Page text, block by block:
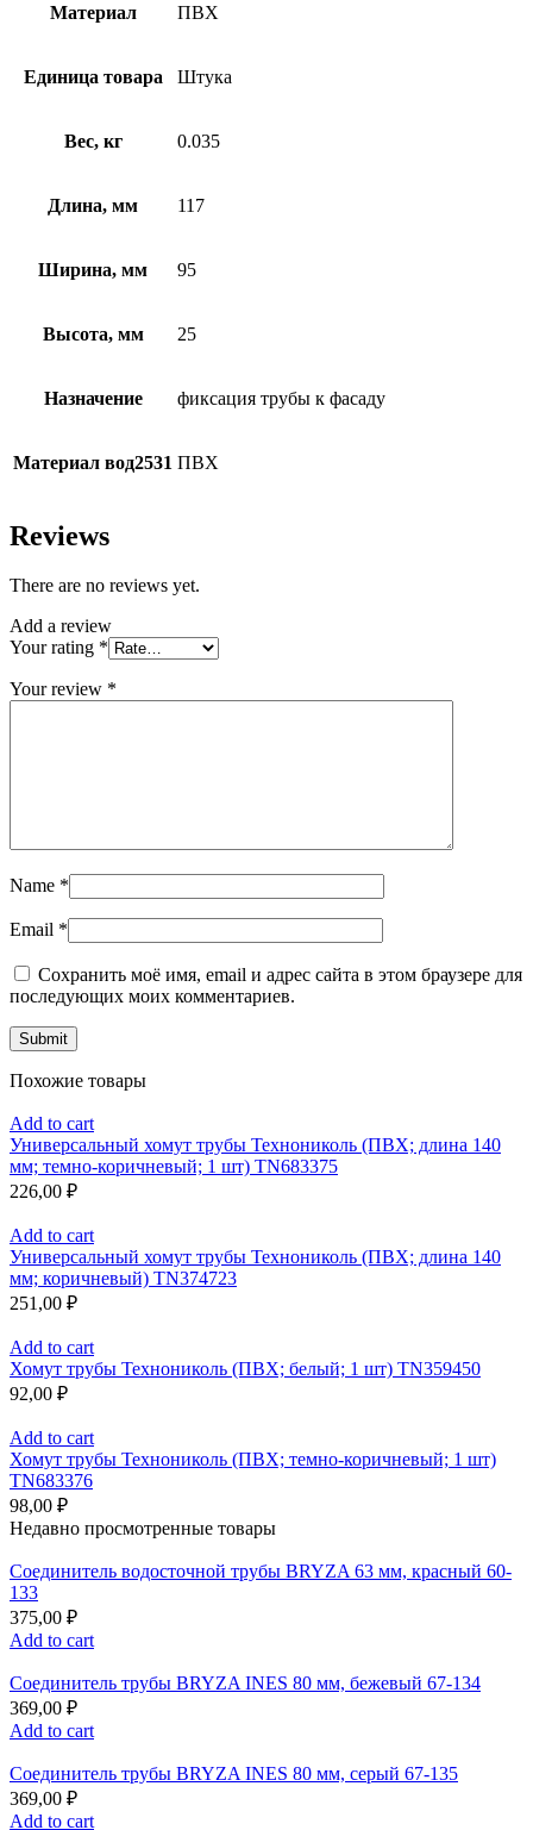
Материал ПВХ
Единица товара Штука
Вес, кг 0.035
Длина, мм 117
Ширина, мм 95
Высота, мм 25
Назначение фиксация трубы к фасаду
Материал вод2531 ПВХ
Reviews
There are no reviews yet.
Add a review
Your rating *
Your review *
Name *
Email *
Сохранить моё имя, email и адрес сайта в этом браузере для
последующих моих комментариев.
Похожие товары
Add to cart
Универсальный хомут трубы Технониколь (ПВХ; длина 140
мм; темно-коричневый; 1 шт) TN683375
226,00 ₽
Add to cart
Универсальный хомут трубы Технониколь (ПВХ; длина 140
мм; коричневый) TN374723
251,00 ₽
Add to cart
Хомут трубы Технониколь (ПВХ; белый; 1 шт) TN359450
92,00 ₽
Add to cart
Хомут трубы Технониколь (ПВХ; темно-коричневый; 1 шт)
TN683376
98,00 ₽
Недавно просмотренные товары
Соединитель водосточной трубы BRYZA 63 мм, краcный 60-
133
375,00 ₽
Add to cart
Соединитель трубы BRYZA INES 80 мм, бежевый 67-134
369,00 ₽
Add to cart
Соединитель трубы BRYZA INES 80 мм, серый 67-135
369,00 ₽
Add to cart